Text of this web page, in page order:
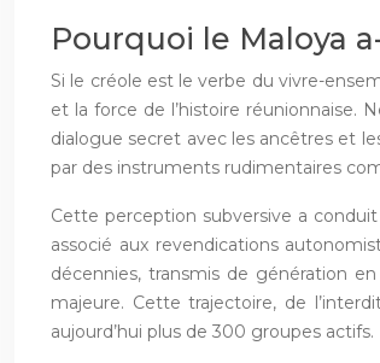
Pourquoi le Maloya
Si le créole est le verbe du vivre-
et la force de l’histoire réunionnaise.
dialogue secret avec les ancêtres et
par des instruments rudimentaires
Cette perception subversive a
associé aux revendications
décennies, transmis de génération
majeure. Cette trajectoire, de
aujourd’hui plus de 300 groupes actifs.